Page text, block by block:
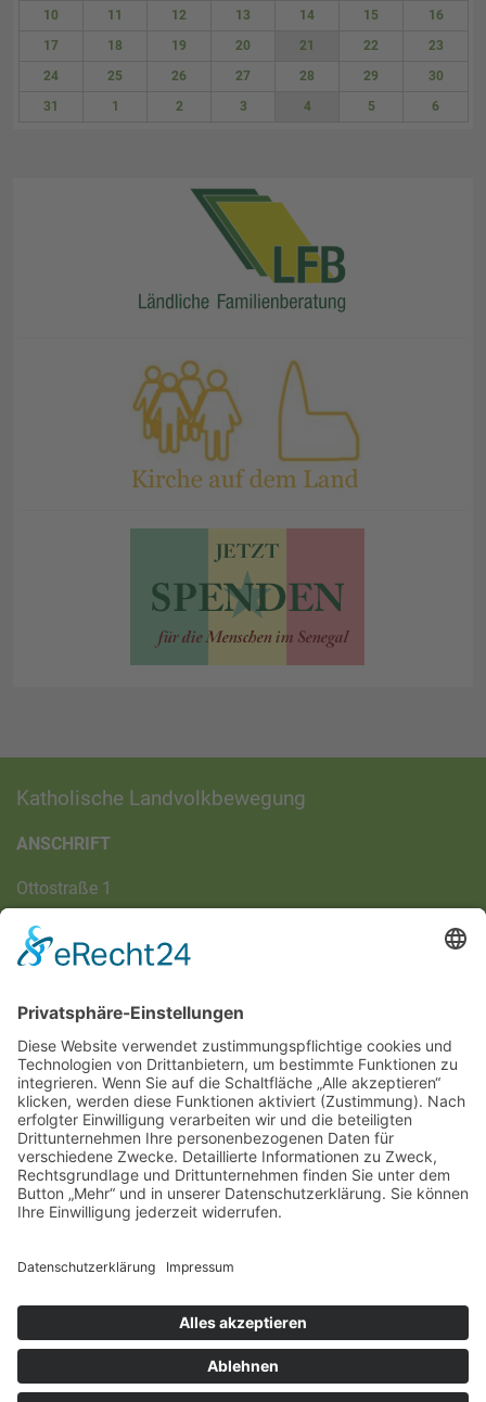
10
11 12 13 14 15
16
17
18 19 20 21 22
23
24
25 26 27 28 29
30
31
1 2 3 4 5 6
Katholische Landvolkbewegung
ANSCHRIFT
Ottostraße 1
DIREKT-KONTAKT
Telefon: (09 31) 3 86 - 63 7 21
Du findest uns auf Facebook